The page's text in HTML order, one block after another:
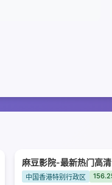
麻豆影院-最新热门高
中国香港特别行政区